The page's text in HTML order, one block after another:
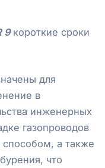
9короткие сроки
для
в
инженерных
газопроводов
а также
что